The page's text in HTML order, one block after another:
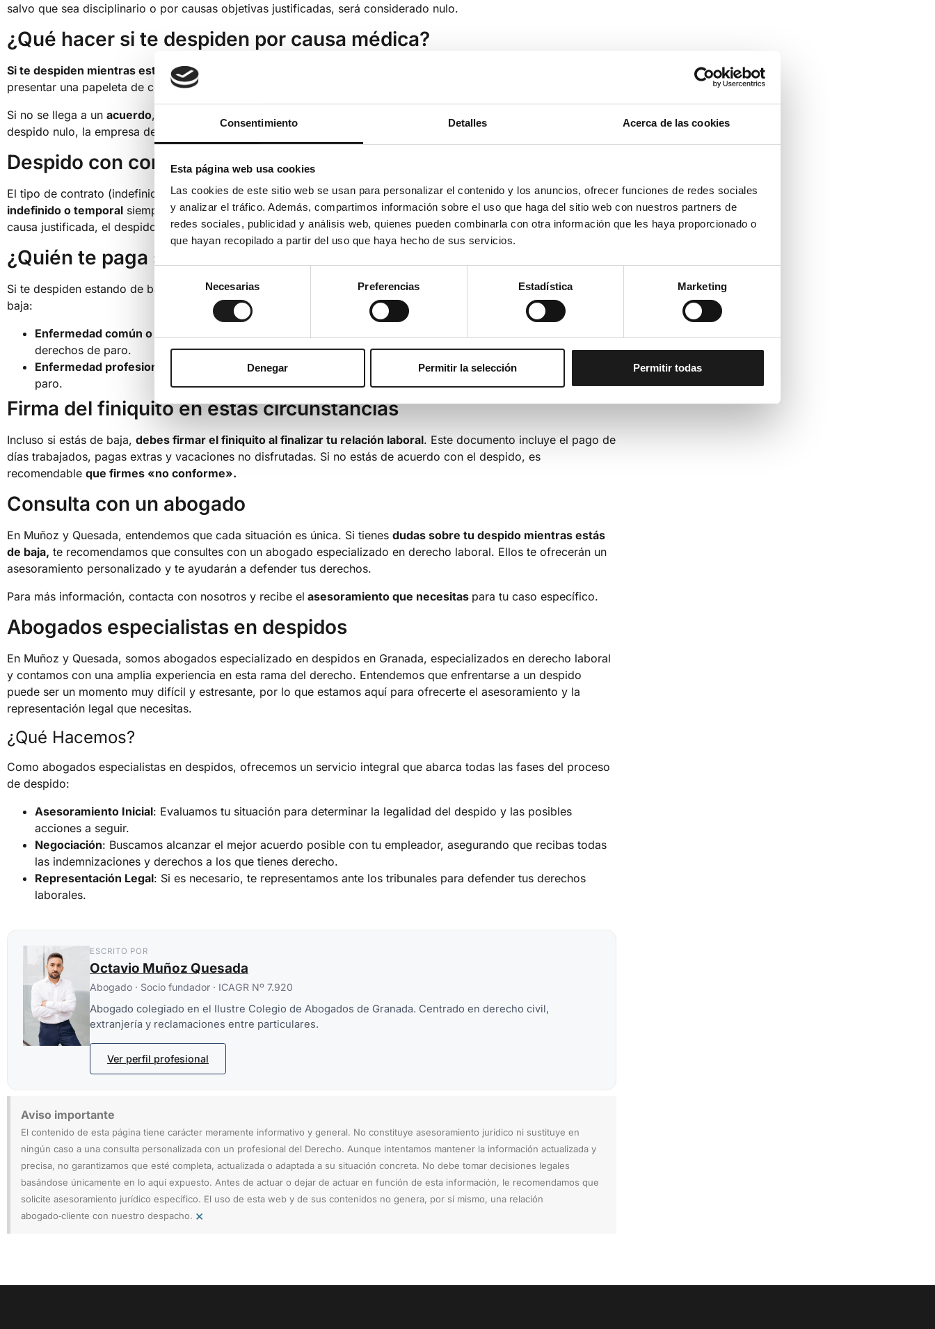
Consentimiento Detalles Acerca de las cookies
Esta página web usa cookies
Las cookies de este sitio web se usan para personalizar el contenido y los anuncios, ofrecer funciones de redes sociales
y analizar el tráfico. Además, compartimos información sobre el uso que haga del sitio web con nuestros partners de
redes sociales, publicidad y análisis web, quienes pueden combinarla con otra información que les haya proporcionado o
que hayan recopilado a partir del uso que haya hecho de sus servicios.
de
consentimiento
Necesarias Preferencias Estadística Marketing
Denegar Permitir la selección Permitir todas
salvo que sea disciplinario o por causas objetivas justificadas, será considerado nulo.
¿Qué hacer si te despiden por causa médica?
Si te despiden mientras estás de baja
presentar una papeleta de conciliación ante el organismo de mediación y arbitraje de tu provincia.
Si no se llega a un acuerdo, puedes presentar una
despido nulo, la empresa deberá readmitirte y pagarte los salarios no percibidos.
Despido con contrato indefinido o temporal
El tipo de contrato (indefinido o temporal) no afecta al derecho del trabajador. Te pueden despedir concontrato
indefinido o temporal siempre que el despido esté justificado por motivos disciplinarios o objetivos. Si no hay
causa justificada, el despido será nulo.
¿Quién te paga si te despiden estando de baja?
Si te despiden estando de baja, recibirás laprestación por incapacidad temporal
dependiendo de la causa de la
baja:
Enfermedad común o accidente no laboral:
derechos de paro.
Enfermedad profesional o accidente laboral:La mutua pagará la prestación sin consumir tus derechos de
paro.
Firma del finiquito en estas circunstancias
Incluso si estás de baja, debes firmar el finiquito al finalizar tu relación laboral. Este documento incluye el pago de
días trabajados, pagas extras y vacaciones no disfrutadas. Si no estás de acuerdo con el despido, es
recomendable que firmes «no conforme».
Consulta con un abogado
En Muñoz y Quesada, entendemos que cada situación es única. Si tienes dudas sobre tu despido mientras estás
de baja, te recomendamos que consultes con un abogado especializado en derecho laboral. Ellos te ofrecerán un
asesoramiento personalizado y te ayudarán a defender tus derechos.
Para más información, contacta con nosotros y recibe el asesoramiento que necesitas para tu caso específico.
Abogados especialistas en despidos
En Muñoz y Quesada, somos abogados especializado en despidos en Granada, especializados en derecho laboral
y contamos con una amplia experiencia en esta rama del derecho. Entendemos que enfrentarse a un despido
puede ser un momento muy difícil y estresante, por lo que estamos aquí para ofrecerte el asesoramiento y la
representación legal que necesitas.
¿Qué Hacemos?
Como abogados especialistas en despidos, ofrecemos un servicio integral que abarca todas las fases del proceso
de despido:
Asesoramiento Inicial: Evaluamos tu situación para determinar la legalidad del despido y las posibles
acciones a seguir.
Negociación: Buscamos alcanzar el mejor acuerdo posible con tu empleador, asegurando que recibas todas
las indemnizaciones y derechos a los que tienes derecho.
Representación Legal: Si es necesario, te representamos ante los tribunales para defender tus derechos
laborales.
ESCRITO POR
Octavio Muñoz Quesada
Abogado · Socio fundador · ICAGR Nº 7.920
Abogado colegiado en el Ilustre Colegio de Abogados de Granada. Centrado en derecho civil,
extranjería y reclamaciones entre particulares.
Ver perfil profesional
Aviso importante
El contenido de esta página tiene carácter meramente informativo y general. No constituye asesoramiento jurídico ni sustituye en
ningún caso a una consulta personalizada con un profesional del Derecho. Aunque intentamos mantener la información actualizada y
precisa, no garantizamos que esté completa, actualizada o adaptada a su situación concreta. No debe tomar decisiones legales
basándose únicamente en lo aquí expuesto. Antes de actuar o dejar de actuar en función de esta información, le recomendamos que
solicite asesoramiento jurídico específico. El uso de esta web y de sus contenidos no genera, por sí mismo, una relación
abogado‑cliente con nuestro despacho. ×